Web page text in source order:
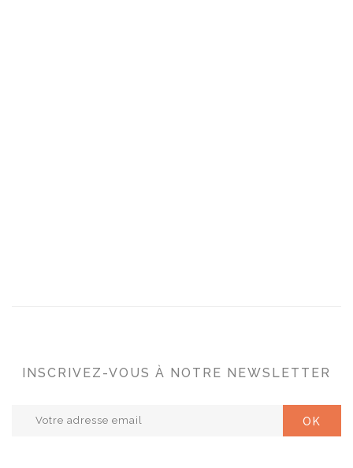
INSCRIVEZ-VOUS À NOTRE NEWSLETTER